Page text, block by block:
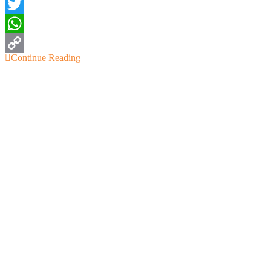
Facebook
Twitter
WhatsApp
Copy
Continue Reading